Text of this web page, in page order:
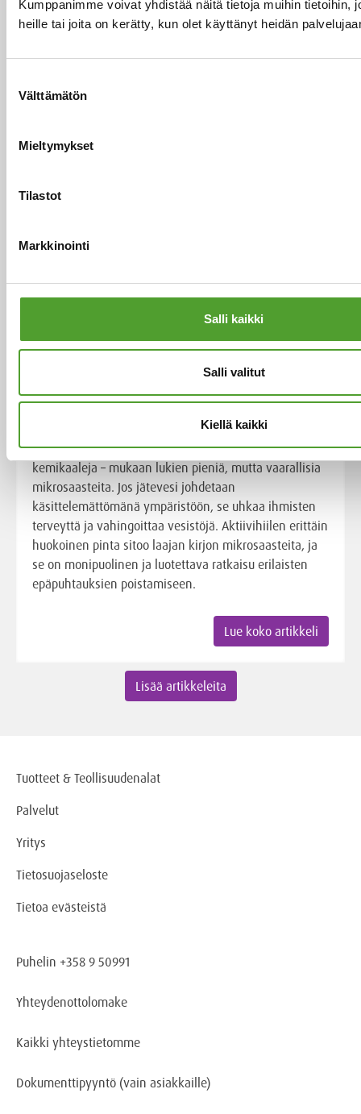
Kumppanimme voivat yhdistää näitä tietoja muihin tietoihin,
heille tai joita on kerätty, kun olet käyttänyt heidän
valinta
Välttämätön
Mieltymykset
Tilastot
Markkinointi
Salli kaikki
Salli valitut
Kiellä kaikki
EU:n uudistettu
yhdyskuntajätevesidirektiivi ja
aktiivihiilen rooli mikrosaasteiden
sitä kerätä ja käsitellä asianmukaisesti. Se sisältää
usein bakteereja, viruksia, ravinteita ja haitallisia
kemikaaleja – mukaan lukien pieniä, mutta vaarallisia
mikrosaasteita. Jos jätevesi johdetaan
käsittelemättömänä ympäristöön, se uhkaa ihmisten
terveyttä ja vahingoittaa vesistöjä. Aktiivihiilen erittäin
huokoinen pinta sitoo laajan kirjon mikrosaasteita, ja
se on monipuolinen ja luotettava ratkaisu erilaisten
epäpuhtauksien poistamiseen.
Lue koko artikkeli
Lisää artikkeleita
Tuotteet & Teollisuudenalat
Palvelut
Yritys
Tietosuojaseloste
Tietoa evästeistä
Puhelin +358 9 50991
Yhteydenottolomake
Kaikki yhteystietomme
Dokumenttipyyntö (vain asiakkaille)